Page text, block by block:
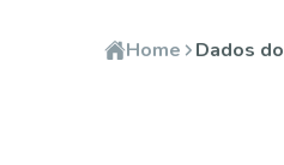
Home Dados